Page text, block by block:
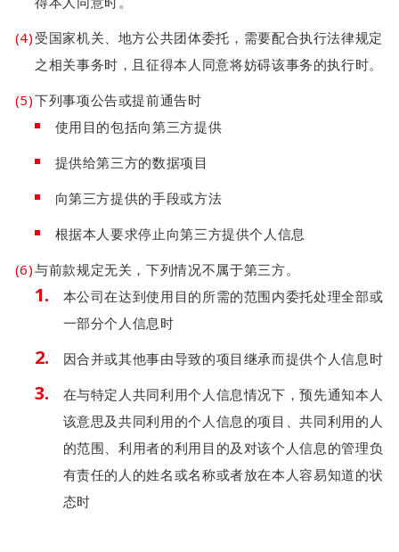
受国家机关、地方公共团体委托，需要配合执行法律规定
之相关事务时，且征得本人同意将妨碍该事务的执行时。
下列事项公告或提前通告时
使用目的包括向第三方提供
提供给第三方的数据项目
向第三方提供的手段或方法
根据本人要求停止向第三方提供个人信息
与前款规定无关，下列情况不属于第三方。
本公司在达到使用目的所需的范围内委托处理全部或
一部分个人信息时
因合并或其他事由导致的项目继承而提供个人信息时
在与特定人共同利用个人信息情况下，预先通知本人
该意思及共同利用的个人信息的项目、共同利用的人
的范围、利用者的利用目的及对该个人信息的管理负
有责任的人的姓名或名称或者放在本人容易知道的状
态时